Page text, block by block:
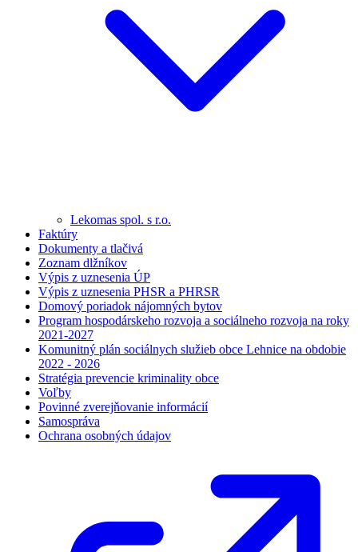
Lekomas spol. s r.o.
Faktúry
Dokumenty a tlačivá
Zoznam dlžníkov
Výpis z uznesenia ÚP
Výpis z uznesenia PHSR a PHRSR
Domový poriadok nájomných bytov
Program hospodárskeho rozvoja a sociálneho rozvoja na roky
2021-2027
Komunitný plán sociálnych služieb obce Lehnice na obdobie
2022 - 2026
Stratégia prevencie kriminality obce
Voľby
Povinné zverejňovanie informácií
Samospráva
Ochrana osobných údajov